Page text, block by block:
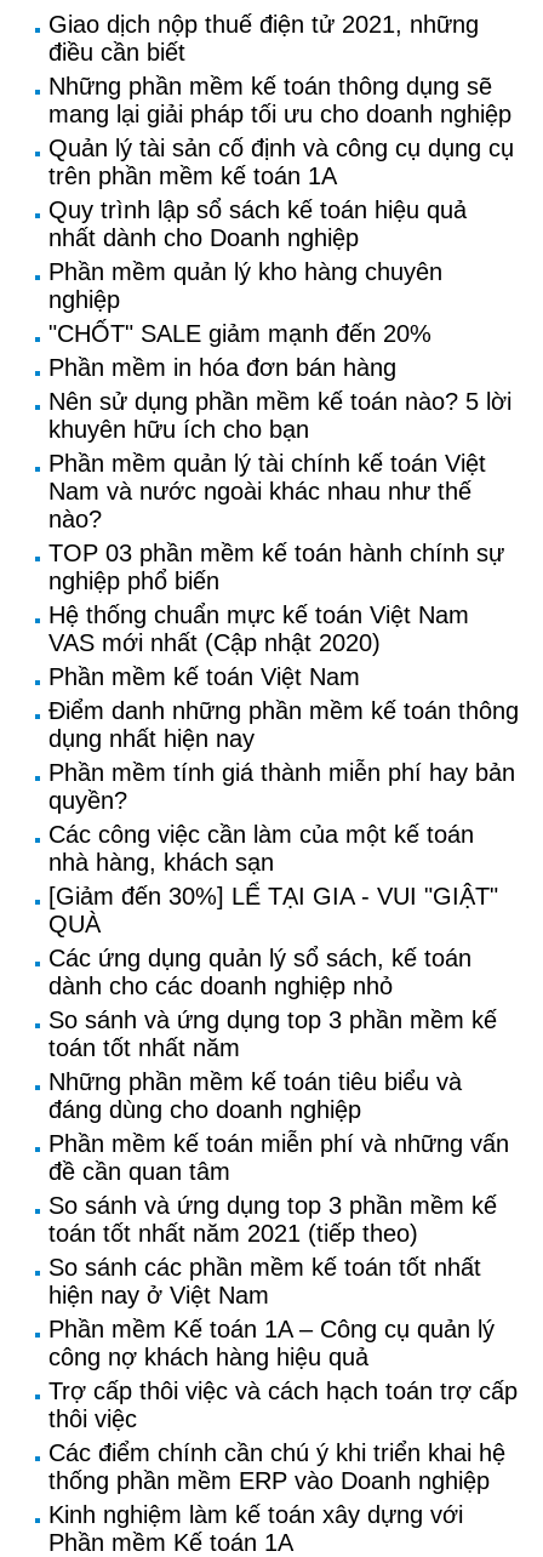
Giao dịch nộp thuế điện tử 2021, những
điều cần biết
Những phần mềm kế toán thông dụng sẽ
mang lại giải pháp tối ưu cho doanh nghiệp
Quản lý tài sản cố định và công cụ dụng cụ
trên phần mềm kế toán 1A
Quy trình lập sổ sách kế toán hiệu quả
nhất dành cho Doanh nghiệp
Phần mềm quản lý kho hàng chuyên
nghiệp
"CHỐT" SALE giảm mạnh đến 20%
Phần mềm in hóa đơn bán hàng
Nên sử dụng phần mềm kế toán nào? 5 lời
khuyên hữu ích cho bạn
Phần mềm quản lý tài chính kế toán Việt
Nam và nước ngoài khác nhau như thế
nào?
TOP 03 phần mềm kế toán hành chính sự
nghiệp phổ biến
Hệ thống chuẩn mực kế toán Việt Nam
VAS mới nhất (Cập nhật 2020)
Phần mềm kế toán Việt Nam
Điểm danh những phần mềm kế toán thông
dụng nhất hiện nay
Phần mềm tính giá thành miễn phí hay bản
quyền?
Các công việc cần làm của một kế toán
nhà hàng, khách sạn
[Giảm đến 30%] LỂ TẠI GIA - VUI "GIẬT"
QUÀ
Các ứng dụng quản lý sổ sách, kế toán
dành cho các doanh nghiệp nhỏ
So sánh và ứng dụng top 3 phần mềm kế
toán tốt nhất năm
Những phần mềm kế toán tiêu biểu và
đáng dùng cho doanh nghiệp
Phần mềm kế toán miễn phí và những vấn
đề cần quan tâm
So sánh và ứng dụng top 3 phần mềm kế
toán tốt nhất năm 2021 (tiếp theo)
So sánh các phần mềm kế toán tốt nhất
hiện nay ở Việt Nam
Phần mềm Kế toán 1A – Công cụ quản lý
công nợ khách hàng hiệu quả
Trợ cấp thôi việc và cách hạch toán trợ cấp
thôi việc
Các điểm chính cần chú ý khi triển khai hệ
thống phần mềm ERP vào Doanh nghiệp
Kinh nghiệm làm kế toán xây dựng với
Phần mềm Kế toán 1A